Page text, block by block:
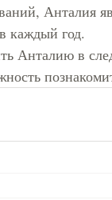
Анталия
каждый год.
Анталию в